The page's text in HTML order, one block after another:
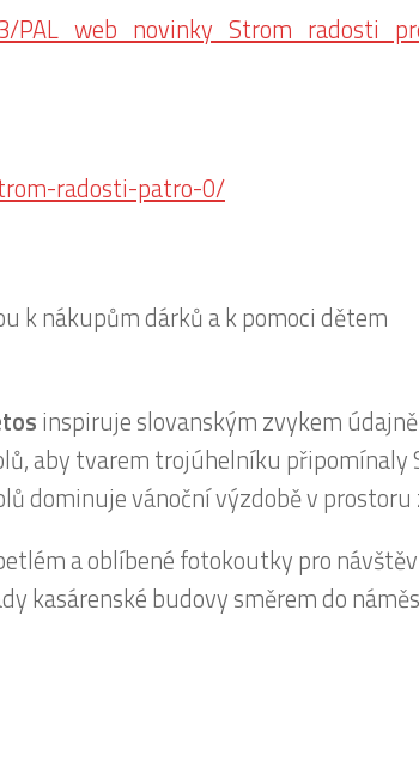
radosti-patro-0/
inspiruje slovanským zvykem
aby tvarem trojúhelníku připomínaly
dominuje vánoční výzdobě v
a oblíbené fotokoutky pro
kasárenské budovy směrem do